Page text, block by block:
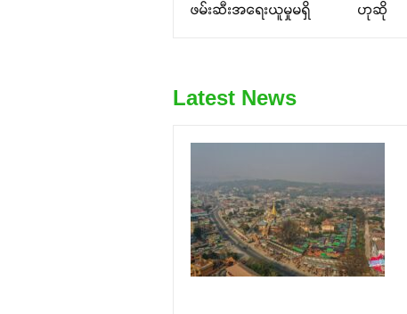
ဖမ်းဆီးအရေးယူမှုမရှိ
ဟုဆို
Latest News